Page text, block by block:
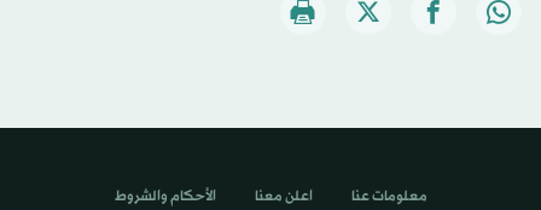
معلومات عنا اعلن معنا الأحكام والشروط